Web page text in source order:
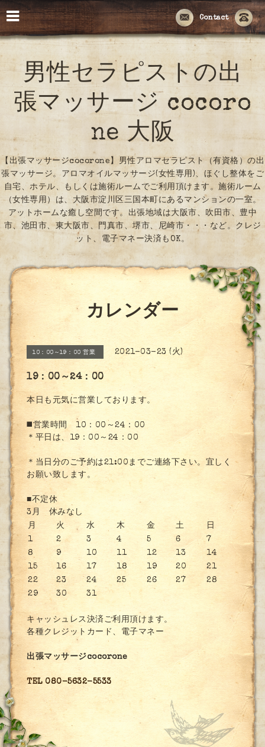
Contact
男性セラピストの出
張マッサージ cocoro
ne 大阪
【出張マッサージcocorone】男性アロマセラピスト（有資格）の出
張マッサージ。アロマオイルマッサージ(女性専用)、ほぐし整体をご
自宅、ホテル、もしくは施術ルームでご利用頂けます。施術ルーム
（女性専用）は、大阪市淀川区三国本町にあるマンションの一室。
アットホームな癒し空間です。出張地域は大阪市、吹田市、豊中
市、池田市、東大阪市、門真市、堺市、尼崎市・・・など。クレジ
ット、電子マネー決済もOK。
カレンダー
10：00～19：00 営業 2021-03-23 (火)
19：00～24：00
本日も元気に営業しております。
◼️営業時間 10：00～24：00
＊平日は、19：00～24：00
＊当日分のご予約は21:00までご連絡下さい。宜しく
お願い致します。
■不定休
3月 休みなし
月
火 水 木 金 土
日
1
2 3 4 5 6
7
8
9 10 11 12 13
14
15
16 17 18 19 20
21
22
23 24 25 26 27
28
29
30 31
キャッシュレス決済ご利用頂けます。
各種クレジットカード、電子マネー
出張マッサージcocorone
TEL 080-5632-5533